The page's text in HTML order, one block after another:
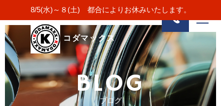
8/5(水)～８(土) 都合によりお休みいたします。
コダマックス
BLOG
ブログ